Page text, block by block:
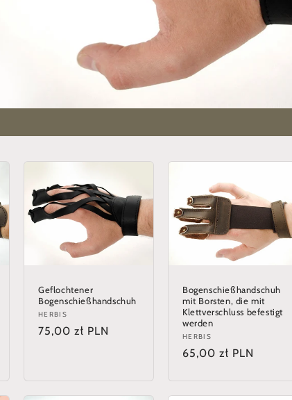
Geflochtener
Bogenschießhandschuh
Anbieter:
HERBIS
Normaler
75,00 zł PLN
Bogenschießhandschuh
mit Borsten, die mit
Klettverschluss befestigt
werden
Anbieter:
HERBIS
Normaler
65,00 zł PLN